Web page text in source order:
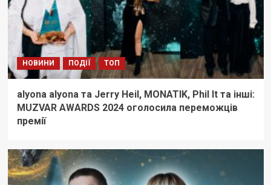
НОВИНИ ПОДІЇ ТОП
alyona alyona та Jerry Heil, MONATIK, Phil It та інші:
MUZVAR AWARDS 2024 оголосила переможців
премії